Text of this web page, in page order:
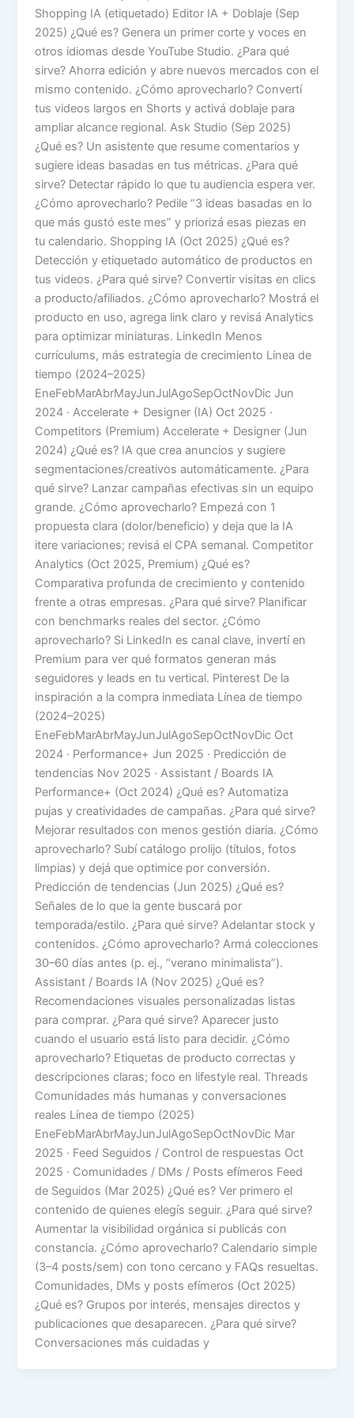
Shopping IA (etiquetado) Editor IA + Doblaje (Sep
2025) ¿Qué es? Genera un primer corte y voces en
otros idiomas desde YouTube Studio. ¿Para qué
sirve? Ahorra edición y abre nuevos mercados con el
mismo contenido. ¿Cómo aprovecharlo? Convertí
tus videos largos en Shorts y activá doblaje para
ampliar alcance regional. Ask Studio (Sep 2025)
¿Qué es? Un asistente que resume comentarios y
sugiere ideas basadas en tus métricas. ¿Para qué
sirve? Detectar rápido lo que tu audiencia espera ver.
¿Cómo aprovecharlo? Pedile “3 ideas basadas en lo
que más gustó este mes” y priorizá esas piezas en
tu calendario. Shopping IA (Oct 2025) ¿Qué es?
Detección y etiquetado automático de productos en
tus videos. ¿Para qué sirve? Convertir visitas en clics
a producto/afiliados. ¿Cómo aprovecharlo? Mostrá el
producto en uso, agrega link claro y revisá Analytics
para optimizar miniaturas. LinkedIn Menos
currículums, más estrategia de crecimiento Línea de
tiempo (2024–2025)
EneFebMarAbrMayJunJulAgoSepOctNovDic Jun
2024 · Accelerate + Designer (IA) Oct 2025 ·
Competitors (Premium) Accelerate + Designer (Jun
2024) ¿Qué es? IA que crea anuncios y sugiere
segmentaciones/creativos automáticamente. ¿Para
qué sirve? Lanzar campañas efectivas sin un equipo
grande. ¿Cómo aprovecharlo? Empezá con 1
propuesta clara (dolor/beneficio) y deja que la IA
itere variaciones; revisá el CPA semanal. Competitor
Analytics (Oct 2025, Premium) ¿Qué es?
Comparativa profunda de crecimiento y contenido
frente a otras empresas. ¿Para qué sirve? Planificar
con benchmarks reales del sector. ¿Cómo
aprovecharlo? Si LinkedIn es canal clave, invertí en
Premium para ver qué formatos generan más
seguidores y leads en tu vertical. Pinterest De la
inspiración a la compra inmediata Línea de tiempo
(2024–2025)
EneFebMarAbrMayJunJulAgoSepOctNovDic Oct
2024 · Performance+ Jun 2025 · Predicción de
tendencias Nov 2025 · Assistant / Boards IA
Performance+ (Oct 2024) ¿Qué es? Automatiza
pujas y creatividades de campañas. ¿Para qué sirve?
Mejorar resultados con menos gestión diaria. ¿Cómo
aprovecharlo? Subí catálogo prolijo (títulos, fotos
limpias) y dejá que optimice por conversión.
Predicción de tendencias (Jun 2025) ¿Qué es?
Señales de lo que la gente buscará por
temporada/estilo. ¿Para qué sirve? Adelantar stock y
contenidos. ¿Cómo aprovecharlo? Armá colecciones
30–60 días antes (p. ej., “verano minimalista”).
Assistant / Boards IA (Nov 2025) ¿Qué es?
Recomendaciones visuales personalizadas listas
para comprar. ¿Para qué sirve? Aparecer justo
cuando el usuario está listo para decidir. ¿Cómo
aprovecharlo? Etiquetas de producto correctas y
descripciones claras; foco en lifestyle real. Threads
Comunidades más humanas y conversaciones
reales Línea de tiempo (2025)
EneFebMarAbrMayJunJulAgoSepOctNovDic Mar
2025 · Feed Seguidos / Control de respuestas Oct
2025 · Comunidades / DMs / Posts efímeros Feed
de Seguidos (Mar 2025) ¿Qué es? Ver primero el
contenido de quienes elegís seguir. ¿Para qué sirve?
Aumentar la visibilidad orgánica si publicás con
constancia. ¿Cómo aprovecharlo? Calendario simple
(3–4 posts/sem) con tono cercano y FAQs resueltas.
Comunidades, DMs y posts efímeros (Oct 2025)
¿Qué es? Grupos por interés, mensajes directos y
publicaciones que desaparecen. ¿Para qué sirve?
Conversaciones más cuidadas y